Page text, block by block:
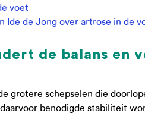
voet
Ide de Jong over artrose in de
de balans en
grotere schepselen die
benodigde stabiliteit